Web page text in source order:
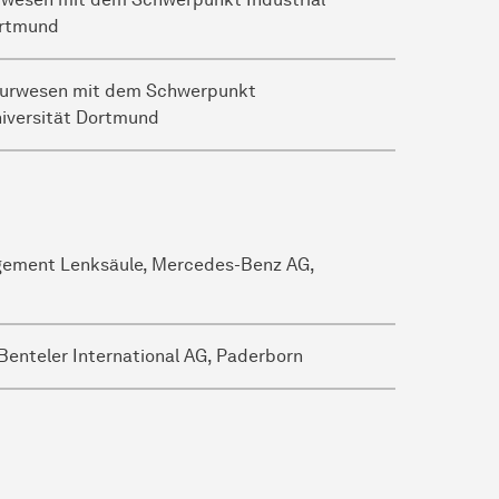
mit dem Schwerpunkt
Dortmund
Lenksäule, Mercedes-Benz AG,
International AG, Paderborn